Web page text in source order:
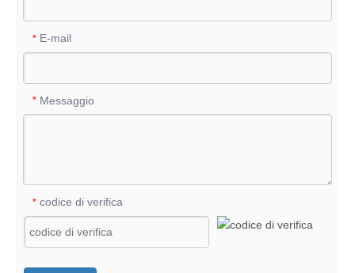
* E-mail
* Messaggio
* codice di verifica